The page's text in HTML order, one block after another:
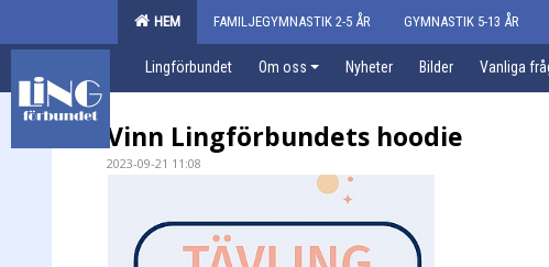
HEM FAMILJEGYMNASTIK 2-5 ÅR GYMNASTIK 5-13 ÅR
Lingförbundet Om oss Nyheter Bilder Vanliga
Vinn Lingförbundets hoodie
2023-09-21 11:08